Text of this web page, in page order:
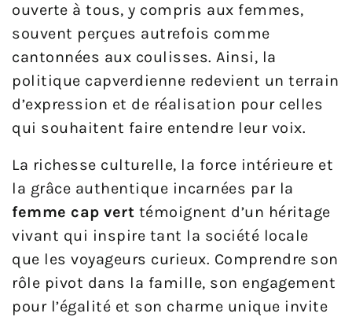
ouverte à tous, y compris aux femmes,
souvent perçues autrefois comme
cantonnées aux coulisses. Ainsi, la
politique capverdienne redevient un terrain
d’expression et de réalisation pour celles
qui souhaitent faire entendre leur voix.
La richesse culturelle, la force intérieure et
la grâce authentique incarnées par la
femme cap vert témoignent d’un héritage
vivant qui inspire tant la société locale
que les voyageurs curieux. Comprendre son
rôle pivot dans la famille, son engagement
pour l’égalité et son charme unique invite